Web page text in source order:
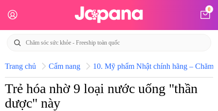
0
Trang chủ Cẩm nang 10. Mỹ phẩm Nhật chính hãng – Chăm
Trẻ hóa nhờ 9 loại nước uống "thần
dược" này